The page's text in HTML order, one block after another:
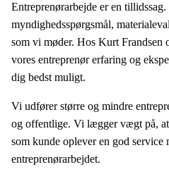
​Entreprenørarbejde er en
myndighedsspørgsmål,
som vi møder. Hos Kurt Frandsen
vores entreprenør erfaring og
dig bedst muligt.
Vi udfører større og mindre
og offentlige. Vi lægger vægt på,
som kunde oplever en god service
entreprenørarbejdet.